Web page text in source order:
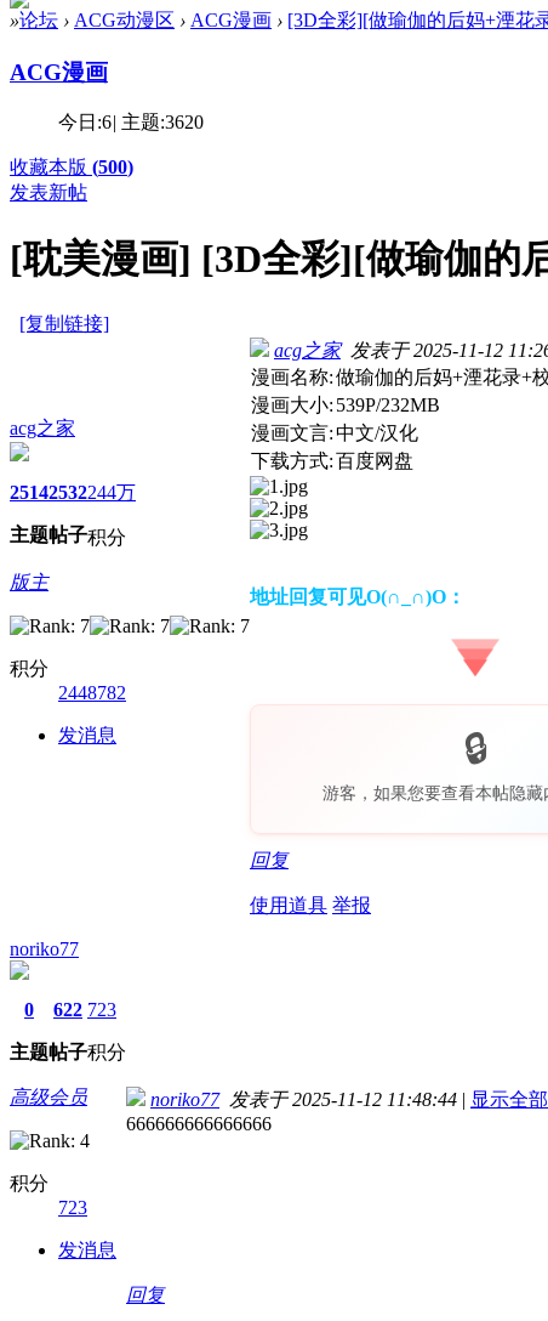
»论坛 › ACG动漫区 › ACG漫画 › [3D全彩][做瑜伽的后妈+湮花
ACG漫画
今日:6| 主题:3620
收藏本版 (500)
发表新帖
[耽美漫画] [3D全彩][做瑜伽的
[复制链接]
acg之家
2514
主题
2532
帖子
244万
积分
版主
积分
2448782
发消息
acg之家发表于 2025-11-12
漫画名称:做瑜伽的后妈+湮花录+
漫画大小: 539P/232MB
漫画文言:中文/汉化
下载方式:百度网盘
地址回复可见O(∩_∩)O：
游客，如果您要查看本帖隐藏
回复
使用道具 举报
noriko77
0
主题
622
帖子
723
积分
高级会员
积分
723
发消息
noriko77发表于 2025-11-12 11:48:44 | 显示全
666666666666666
回复